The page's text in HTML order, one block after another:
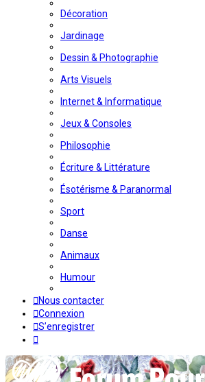
Décoration
Jardinage
Dessin & Photographie
Arts Visuels
Internet & Informatique
Jeux & Consoles
Philosophie
Écriture & Littérature
Ésotérisme & Paranormal
Sport
Danse
Animaux
Humour
Nous contacter
Connexion
S’enregistrer